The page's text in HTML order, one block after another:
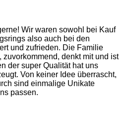
Wir waren sowohl bei Kauf
also auch bei den
und zufrieden. Die Familie
zuvorkommend, denkt mit und ist
der super Qualität hat uns
Von keiner Idee überrascht,
sind einmalige Unikate
passen.